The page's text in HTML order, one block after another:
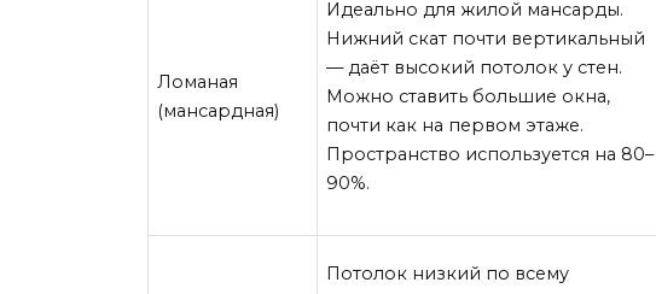
Ломаная
(мансардная)
Идеально для жилой мансарды.
Нижний скат почти вертикальный
— даёт высокий потолок у стен.
Можно ставить большие окна,
почти как на первом этаже.
Пространство используется на 80–
90%.
Потолок низкий по всему